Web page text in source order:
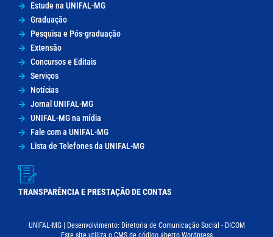
Estude na UNIFAL-MG
Graduação
Pesquisa e Pós-graduação
Extensão
Concursos e Editais
Serviços
Notícias
Jornal UNIFAL-MG
UNIFAL-MG na mídia
Fale com a UNIFAL-MG
Lista de Telefones da UNIFAL-MG
TRANSPARÊNCIA E PRESTAÇÃO DE CONTAS
UNIFAL-MG | Desenvolvimento: Diretoria de Comunicação Social - DICOM